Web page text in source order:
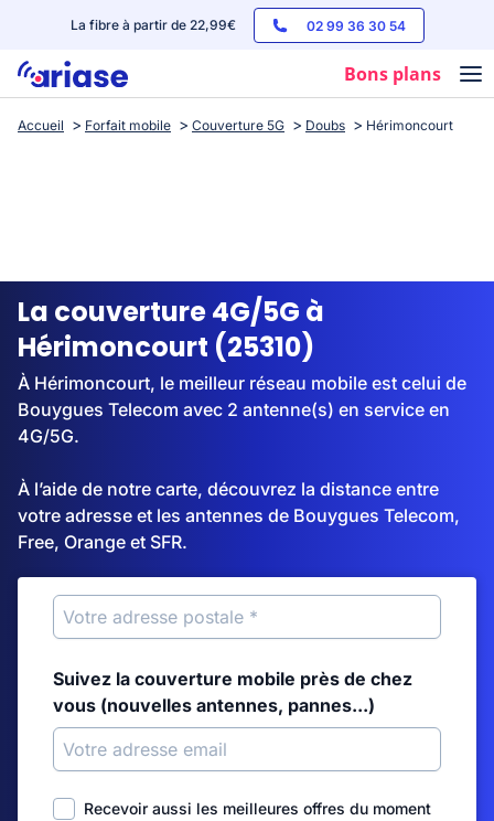
La fibre à partir de 22,99€ 02 99 36 30 54
Bons plans
Box internet
Streaming
Accueil Forfait mobile Couverture 5G Doubs Hérimoncourt
La couverture 4G/5G à
Hérimoncourt (25310)
À Hérimoncourt, le meilleur réseau mobile est celui de
Bouygues Telecom avec 2 antenne(s) en service en
4G/5G.
À l’aide de notre carte, découvrez la distance entre
votre adresse et les antennes de Bouygues Telecom,
Free, Orange et SFR.
Suivez la couverture mobile près de chez
vous (nouvelles antennes, pannes...)
Recevoir aussi les meilleures offres du moment